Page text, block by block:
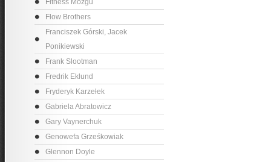
Fitness Mózgu
Flow Brothers
Franciszek Górski, Jacek
Ponikiewski
Frank Slootman
Fredrik Eklund
Fryderyk Karzełek
Gabriela Abratowicz
Gary Vaynerchuk
Genowefa Grześkowiak
Glennon Doyle